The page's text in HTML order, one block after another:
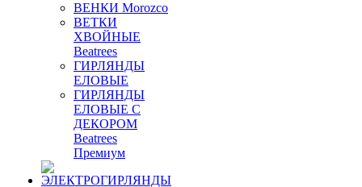
ВЕНКИ Morozco
ВЕТКИ
ХВОЙНЫЕ
Beatrees
ГИРЛЯНДЫ
ЕЛОВЫЕ
ГИРЛЯНДЫ
ЕЛОВЫЕ С
ДЕКОРОМ
Beatrees
Премиум